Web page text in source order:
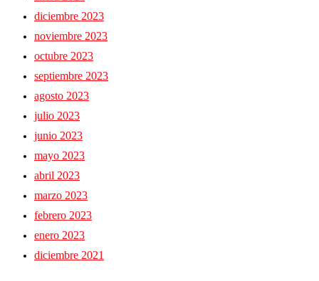
diciembre 2023
noviembre 2023
octubre 2023
septiembre 2023
agosto 2023
julio 2023
junio 2023
mayo 2023
abril 2023
marzo 2023
febrero 2023
enero 2023
diciembre 2021